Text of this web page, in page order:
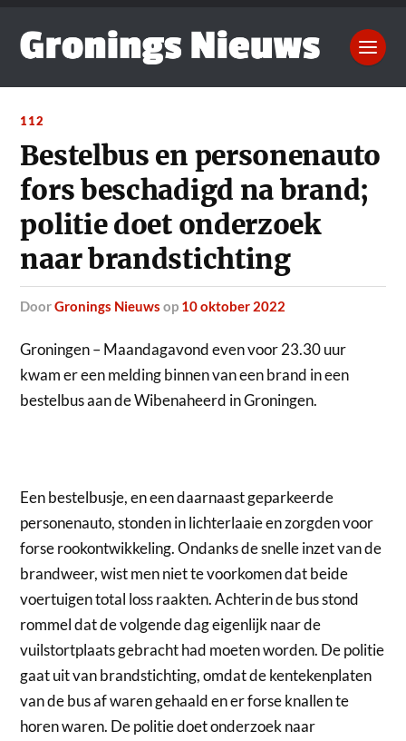
112
Bestelbus en personenauto
fors beschadigd na brand;
politie doet onderzoek
naar brandstichting
doorGronings Nieuws op 10 oktober 2022
Groningen – Maandagavond even voor 23.30 uur
kwam er een melding binnen van een brand in een
bestelbus aan de Wibenaheerd in Groningen.
Een bestelbusje, en een daarnaast geparkeerde
personenauto, stonden in lichterlaaie en zorgden voor
forse rookontwikkeling. Ondanks de snelle inzet van de
brandweer, wist men niet te voorkomen dat beide
voertuigen total loss raakten. Achterin de bus stond
rommel dat de volgende dag eigenlijk naar de
vuilstortplaats gebracht had moeten worden. De politie
gaat uit van brandstichting, omdat de kentekenplaten
van de bus af waren gehaald en er forse knallen te
horen waren. De politie doet onderzoek naar